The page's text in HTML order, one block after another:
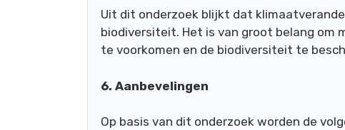
Uit dit onderzoek blijkt dat
biodiversiteit. Het is van groot belang om
te voorkomen en de biodiversiteit te
6. Aanbevelingen
Op basis van dit onderzoek worden de